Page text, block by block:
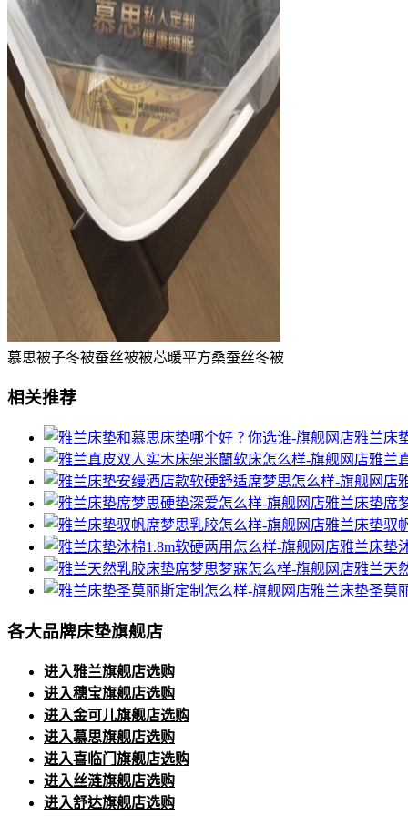
慕思被子冬被蚕丝被被芯暖平方桑蚕丝冬被
相关推荐
雅兰床
雅兰
雅兰床垫席
雅兰床垫驭
雅兰床垫
雅兰天
雅兰床垫圣莫
各大品牌床垫旗舰店
进入雅兰旗舰店选购
进入穗宝旗舰店选购
进入金可儿旗舰店选购
进入慕思旗舰店选购
进入喜临门旗舰店选购
进入丝涟旗舰店选购
进入舒达旗舰店选购